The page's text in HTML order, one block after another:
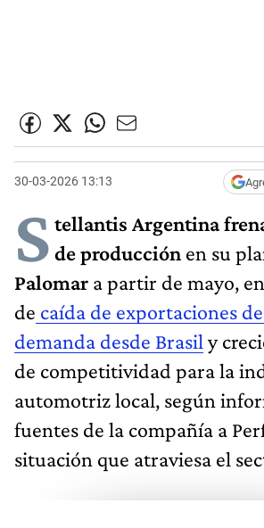
30-03-2026 13:13
S tellantis Argentina
de producción en su
Palomar a partir de mayo,
de caída de exportaciones
demanda desde Brasil y
de competitividad para la
automotriz local, según
fuentes de la compañía a
situación que atraviesa el